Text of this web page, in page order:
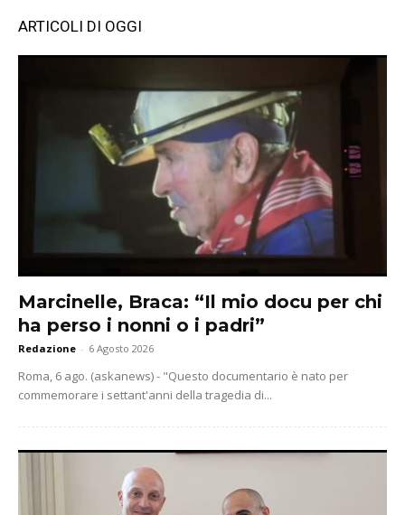
ARTICOLI DI OGGI
Marcinelle, Braca: “Il mio docu per chi
ha perso i nonni o i padri”
Redazione - 6 Agosto 2026
Roma, 6 ago. (askanews) - "Questo documentario è nato per
commemorare i settant'anni della tragedia di...